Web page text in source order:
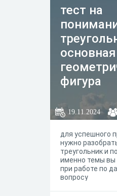
тест на
основная
фигура
19.11.2024
для успешного
нужно
треугольник и
именно темы вы
при работе по
вопросу